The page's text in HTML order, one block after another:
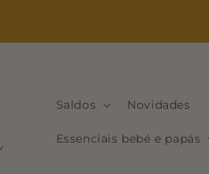
Saldos Novidades
Essenciais bebé e papás